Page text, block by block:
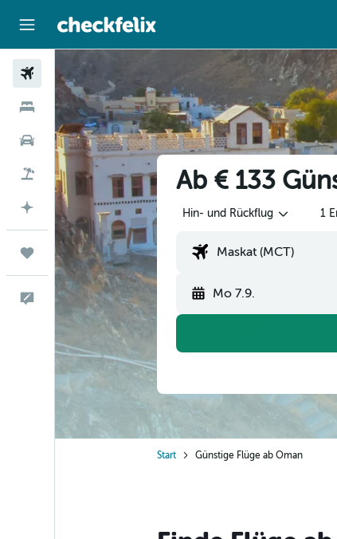
Flüge
Unterkünfte
Mietwagen
Flug+Hotel
Mit KI planen
Trips
Feedback
Ab € 133
Hin- und Rückflug 1
Mo 7.9.
Start Günstige Flüge ab Oman